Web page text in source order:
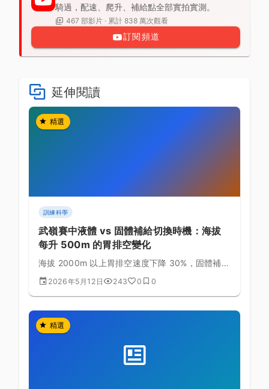
騎過，配速、爬升、補給點全部實拍實測。
467 部影片 · 累計 838 萬次觀看
訂閱頻道
延伸閱讀
精選
訓練科學
武嶺賽中液體 vs 固體補給切換時機：海拔
每升 500m 的胃排空變化
海拔 2000m 以上胃排空速度下降 30%，固體補給
易引起腹脹。掌握液體與固體的切換時機，避免後
段噁心與停車嘔吐的慘劇。
2026年5月12日 243 0 0
精選